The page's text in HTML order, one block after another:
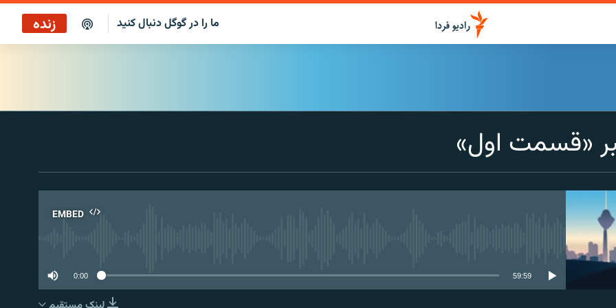
ما را در گوگل دنبال کنید زنده
«قسمت اول»
EMBED
0:00 59:59